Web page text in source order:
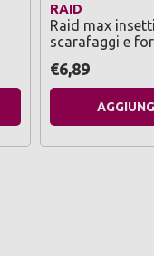
RAID
Raid max
scarafaggi e
d'eucalipto 400
€6,89